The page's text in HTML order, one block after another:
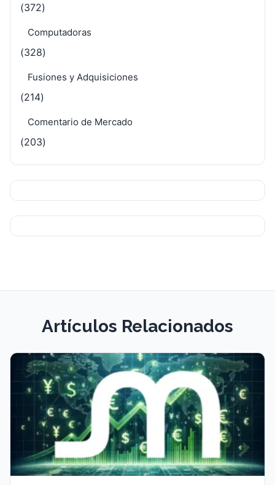
(372)
Computadoras
(328)
Fusiones y Adquisiciones
(214)
Comentario de Mercado
(203)
Artículos Relacionados